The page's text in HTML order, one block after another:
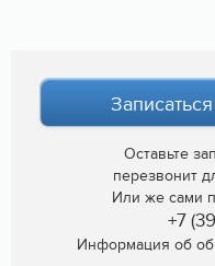
Оставьте
перезвонит
Или же сами
+7
Информация об